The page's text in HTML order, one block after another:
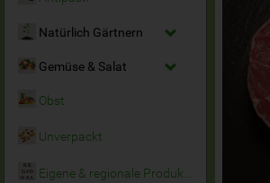
Natürlich Gärtnern
Gemüse & Salat
Obst
Unverpackt